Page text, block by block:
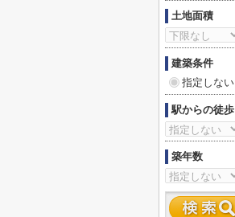
土地面積
建築条件
指定しない
駅からの徒歩
築年数